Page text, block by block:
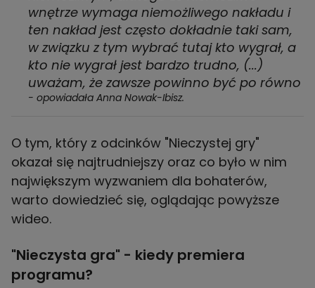
wnętrze wymaga niemożliwego nakładu i
ten nakład jest często dokładnie taki sam,
w związku z tym wybrać tutaj kto wygrał, a
kto nie wygrał jest bardzo trudno, (...)
uważam, że zawsze powinno być po równo
- opowiadała Anna Nowak-Ibisz.
O tym, który z odcinków "Nieczystej gry"
okazał się najtrudniejszy oraz co było w nim
największym wyzwaniem dla bohaterów,
warto dowiedzieć się, oglądając powyższe
wideo.
"Nieczysta gra" - kiedy premiera
programu?